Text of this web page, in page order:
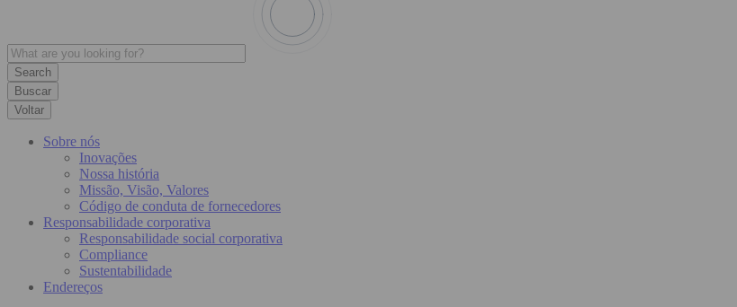
Buscar
Voltar
Sobre nós
Inovações
Nossa história
Missão, Visão, Valores
Código de conduta de fornecedores
Responsabilidade corporativa
Responsabilidade social corporativa
Compliance
Sustentabilidade
Endereços